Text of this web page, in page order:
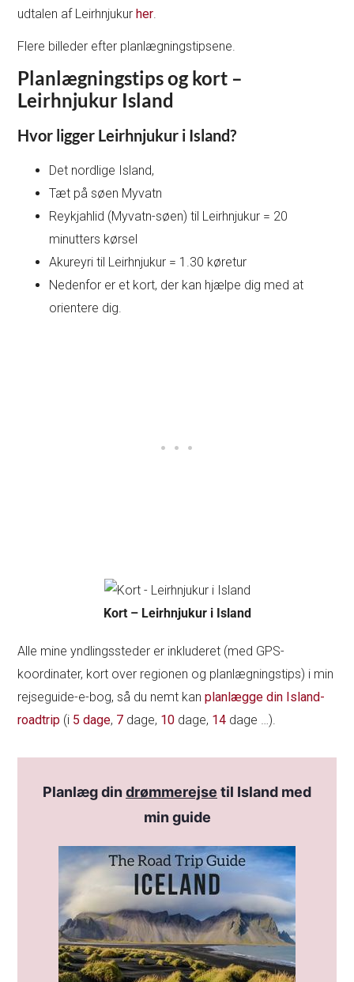
udtalen af Leirhnjukurher.
Flere billeder efter planlægningstipsene.
Planlægningstips og kort –
Leirhnjukur Island
Hvor ligger Leirhnjukur i Island?
Det nordlige Island,
Tæt på søen Myvatn
Reykjahlid (Myvatn-søen) til Leirhnjukur = 20
minutters kørsel
Akureyri til Leirhnjukur = 1.30 køretur
Nedenfor er et kort, der kan hjælpe dig med at
orientere dig.
Kort – Leirhnjukur i Island
Alle mine yndlingssteder er inkluderet (med GPS-
koordinater, kort over regionen og planlægningstips) i min
rejseguide-e-bog, så du nemt kanplanlægge din Island-
roadtrip (i 5 dage, 7 dage, 10 dage, 14 dage …).
Planlæg dindrømmerejse til Island med
min guide